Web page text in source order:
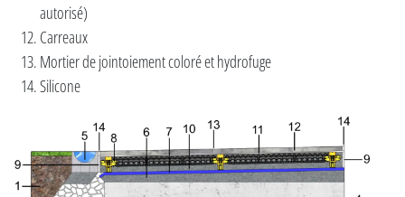
autorisé)
Carreaux
Mortier de jointoiement coloré et hydrofuge
Silicone